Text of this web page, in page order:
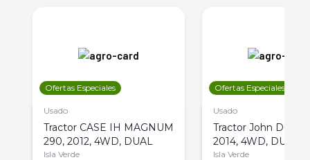
Ofertas Especiales
Usado
Tractor CASE IH MAGNUM
290, 2012, 4WD, DUAL
Isla Verde
Ofertas Especiales
Usado
Tractor John Deere
2014, 4WD, DUAL
Isla Verde